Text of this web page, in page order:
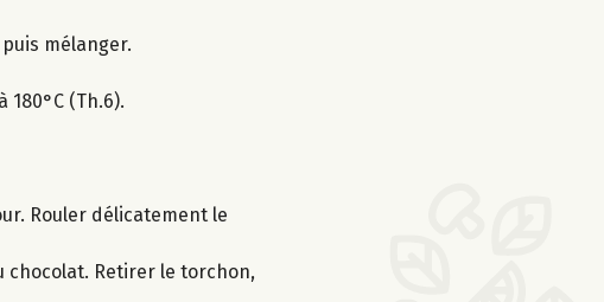
mélanger.
(Th.6).
Rouler délicatement le
chocolat. Retirer le torchon,